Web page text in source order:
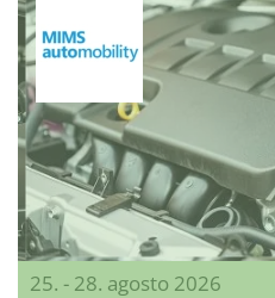
25. - 28. agosto 2026